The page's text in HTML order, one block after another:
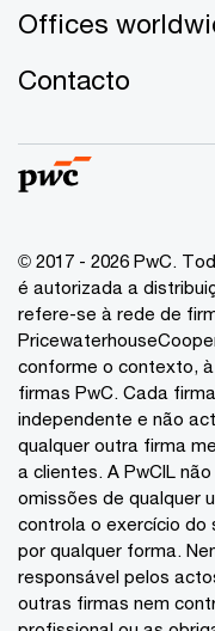
Offices
Contacto
© 2017 - 2026 PwC.
é autorizada a
refere-se à rede de
conforme o contexto,
firmas PwC. Cada
independente e não
qualquer outra firma
a clientes. A PwCIL
omissões de qualquer
controla o exercício do
por qualquer forma.
responsável pelos
outras firmas nem